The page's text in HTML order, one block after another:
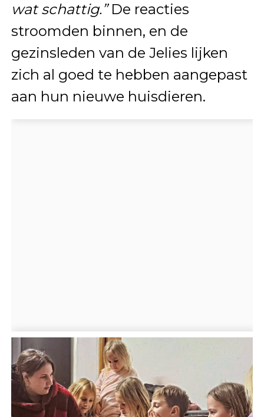
wat schattig.”De reacties
stroomden binnen, en de
gezinsleden van de Jelies lijken
zich al goed te hebben aangepast
aan hun nieuwe huisdieren.